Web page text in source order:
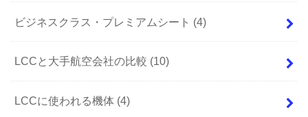
ビジネスクラス・プレミアムシート (4)
LCCと大手航空会社の比較 (10)
LCCに使われる機体 (4)